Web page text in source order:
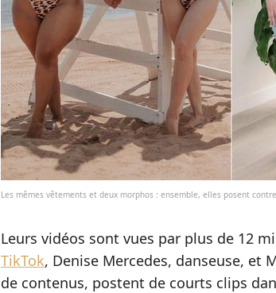
Les mêmes vêtements et deux morphos : ensemble, elles posent
Leurs vidéos sont vues par plus de 12
TikTok, Denise Mercedes, danseuse, et
de contenus, postent de courts clips